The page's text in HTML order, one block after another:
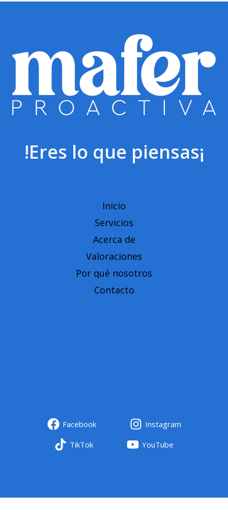
!Eres lo que piensas¡
Inicio
Servicios
Acerca de
Valoraciones
Por qué nosotros
Contacto
Facebook
Instagram
TikTok
YouTube